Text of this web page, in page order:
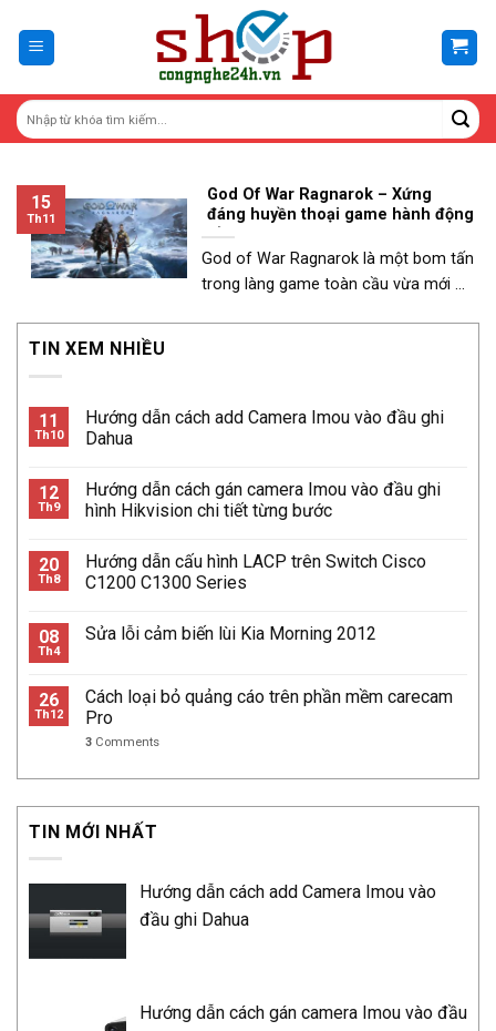
content
God Of War Ragnarok – Xứng
đáng huyền thoại game hành động
đỉnh cao
God of War Ragnarok là một bom tấn
trong làng game toàn cầu vừa mới ...
15
Th11
TIN XEM NHIỀU
11
Th10
Hướng dẫn cách add Camera Imou vào đầu ghi
Dahua
12
Th9
Hướng dẫn cách gán camera Imou vào đầu ghi
hình Hikvision chi tiết từng bước
20
Th8
Hướng dẫn cấu hình LACP trên Switch Cisco
C1200 C1300 Series
08
Th4
Sửa lỗi cảm biến lùi Kia Morning 2012
26
Th12
Cách loại bỏ quảng cáo trên phần mềm carecam
Pro
3 Comments
TIN MỚI NHẤT
Hướng dẫn cách add Camera Imou vào
đầu ghi Dahua
Hướng dẫn cách gán camera Imou vào đầu